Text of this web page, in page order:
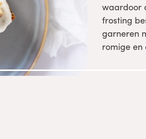
waardoor
frosting
garneren
romige en